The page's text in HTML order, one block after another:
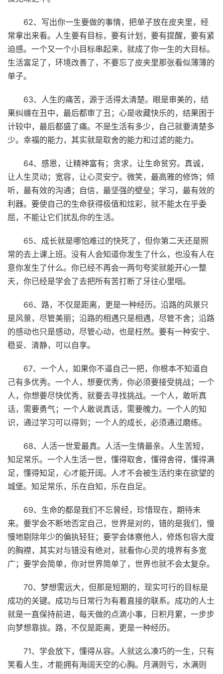
62、写出你一生要做的事情，把单子放在皮夹里，经
常拿出来看。人生要有目标，要有计划，要有提醒，要有紧
迫感。一个又一个小目标串起来，就成了你一生的大目标。
生活富足了，环境改善了，不要忘了皮夹里那张看似薄薄的
单子。
63、人生的痛苦，源于活得太清楚。眼是审美的，结
果纠缠在丑中，最后都审了丑；心是收藏快乐的，结果困于
计较中，最后都盛了痛。不是生活有多少，自己就要清楚多
少。幸福的能力，其实就是取舍的能力和过滤的能力。
64、感恩，让精神富有；贪求，让生命贫穷。真诚，
让人生灵动；宽容，让心灵安宁。微笑，最高雅的修饰；倾
听，最有效的沟通；自信，最坚强的壁垒；学习，最有效的
利器。要使自己的生命获得极值和炫彩，就不能太在乎委
屈，不能让它们扰乱你的生活。
65、成长就是哪怕难过的快死了，但你第二天还是照
常的去上课上班。没有人会知道你发生了什么，也没有人在
意你发生了什么。你已经不再会一两句夸奖就能开心一整
天，你已经是学会了去把所有苦打断了牙往心里咽。
66、路，不仅是距离，更是一种经历。沿路的风景只
是风景，尽管美丽；沿路的相遇只是相遇，尽管不舍；沿路
的感动也只是感动，尽管心动，也是枉然。要有一种安宁、
稳妥、清静，可以自享。
67、一个人，如果你不逼自己一把，你根本不知道自
己有多优秀。一个人，想要优秀，你必须要接受挑战；一个
人，你想要尽快优秀，就要去寻找挑战。一个人，敢听真
话，需要勇气；一个人敢说真话，需要魄力。一个人的知
识，通过学习可以得到；一个人的成长，必须通过磨练。
68、人活一世爱最真。人活一生情最亲。人生苦短，
知足常乐。一个人生活一世，懂得取舍，懂得舍得，懂得满
足，懂得知足，心才能开阔。人才不会被生活约束在欲望的
城堡。知足常乐，乐在自知，乐在自足。
69、生命的都是我们不忘曾经，珍惜现在，期待未
来。要学会不断地否定自己，世界是对的，错的是我们，慢
慢地剔除年少的偏执轻狂；要学会体察他人，修炼包容大度
的胸襟，其实对与错没有绝对，就看你心灵的境界有多宽
广；要学会简单，你对世界简单了，世界也就不会太复杂。
70、梦想需远大，但那是短期的，现实可行的目标是
成功的关键。成功与日常行为有着直接的联系。成功的人士
就是一直保持前进，每天做的点滴小事，日积月累，一步步
向梦想靠拢。路，不仅是距离，更是一种经历。
71、学会放下，懂得从容。人就这么凑巧的一生，只有
笑看人生，才能拥有海阔天空的心胸。月满则亏，水满则